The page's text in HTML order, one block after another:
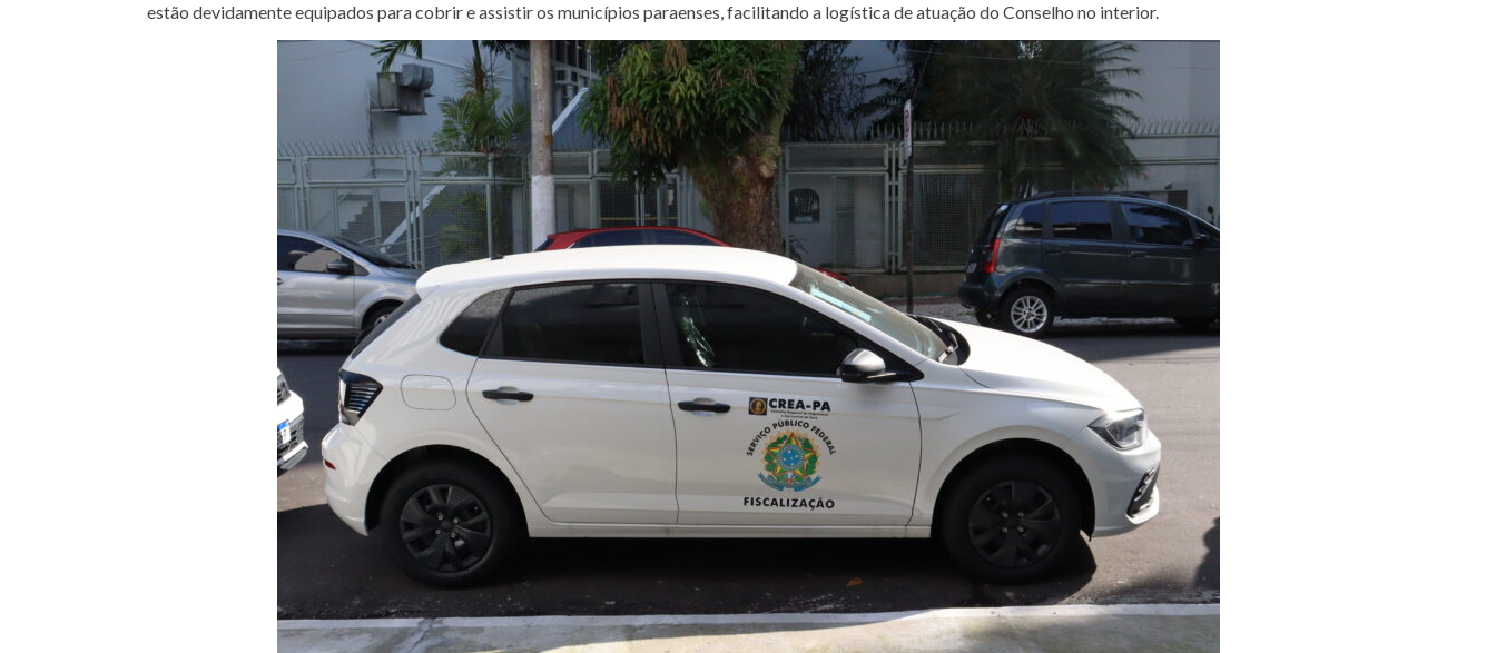
estão devidamente equipados para cobrir e assistir os municípios paraenses, facilitando a logística de atuação do Conselho no interior.